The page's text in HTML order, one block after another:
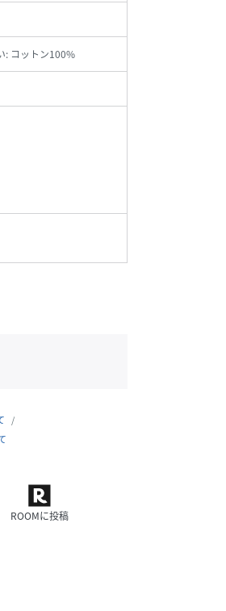
: コットン100%
ROOMに投稿